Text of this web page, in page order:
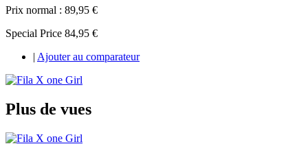
Prix normal : 89,95 €
Special Price 84,95 €
Ajouter au comparateur
Plus de vues